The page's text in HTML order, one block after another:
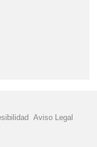
Aviso Legal